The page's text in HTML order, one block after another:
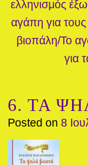
ελληνισμός
αγάπη για
βιοπάλη/Το
για
6. ΤΑ
Posted on 8